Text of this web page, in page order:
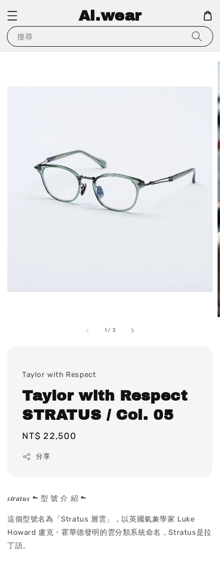
Ai.wear
搜尋
1 / 3
Taylor with Respect
Taylor with Respect
STRATUS / Col. 05
Regular
NT$ 22,500
分享
𝒔𝒕𝒓𝒂𝒕𝒖𝒔 ☁ 型 號 介 紹 ☁
這個型號名為「Stratus 層雲」，以英國氣象學家 Luke
Howard 盧克・霍華德發明的雲分類系統命名，Stratus是拉
丁語。